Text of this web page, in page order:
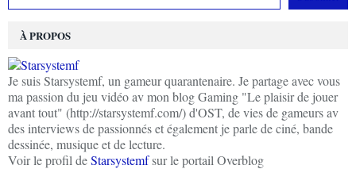
À PROPOS
Je suis Starsystemf, un gameur quarantenaire. Je partage avec vous
ma passion du jeu vidéo av mon blog Gaming "Le plaisir de jouer
avant tout" (http://starsystemf.com/) d'OST, de vies de gameurs av
des interviews de passionnés et également je parle de ciné, bande
dessinée, musique et de lecture.
Voir le profil deStarsystemfsur le portail Overblog